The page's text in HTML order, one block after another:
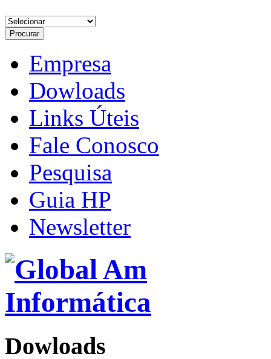
Empresa
Dowloads
Links Úteis
Fale Conosco
Pesquisa
Guia HP
Newsletter
Dowloads